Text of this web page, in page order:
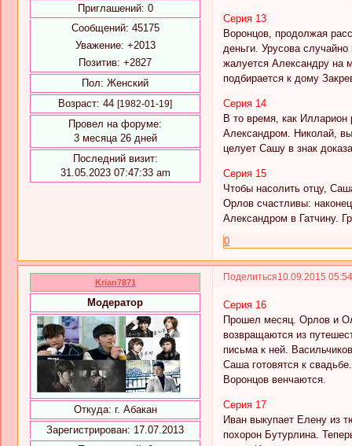
Приглашений: 0
Сообщений: 45175
Уважение: +2013
Позитив: +2827
Пол: Женский
Возраст: 44 [1982-01-19]
Провел на форуме:
3 месяца 26 дней
Последний визит:
31.05.2023 07:47:33 am
Серия 13
Воронцов, продолжая
деньги. Урусова
жалуется Александру на
подбирается к дому
Серия 14
В то время, как Илларион
Александром. Николай,
целует Сашу в знак
Серия 15
Чтобы насолить отцу,
Орлов счастливы:
Александром в Гатчину.
0
Поделиться10.09.2015
Krian7871
Модератор
Откуда: г. Абакан
Зарегистрирован: 17.07.2013
Серия 16
Прошел месяц. Орлов и
возвращаются из
письма к ней.
Саша готовятся к
Воронцов венчаются.
Серия 17
Иван выкупает Елену из
похорон Бутурлина.